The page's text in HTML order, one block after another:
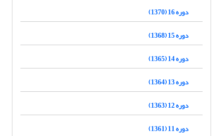
دوره 16 (1370)
دوره 15 (1368)
دوره 14 (1365)
دوره 13 (1364)
دوره 12 (1363)
دوره 11 (1361)